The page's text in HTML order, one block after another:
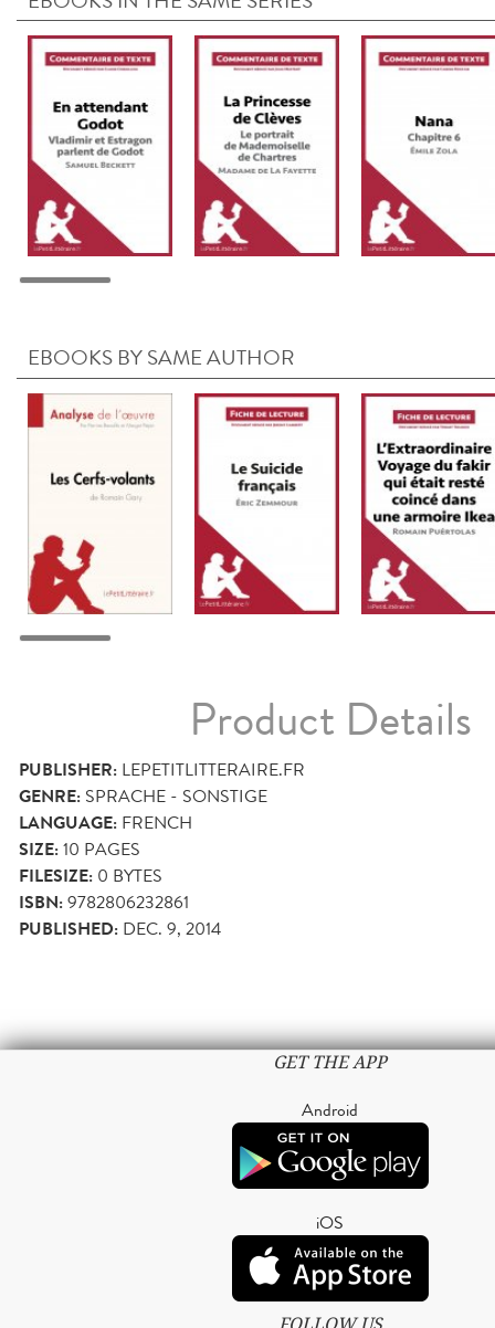
EBOOKS BY SAME AUTHOR
Product Details
PUBLISHER: LEPETITLITTERAIRE.FR
GENRE: SPRACHE - SONSTIGE
LANGUAGE: FRENCH
SIZE:10 PAGES
FILESIZE: 0 BYTES
ISBN:9782806232861
PUBLISHED: DEC. 9, 2014
GET THE APP
Android
iOS